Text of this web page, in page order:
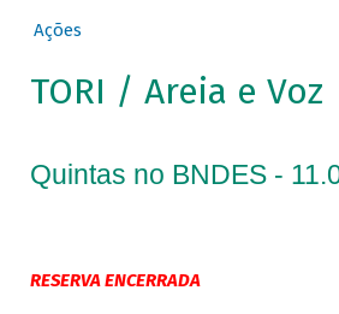
Ações
TORI / Areia e Voz
Quintas no BNDES -
RESERVA ENCERRADA